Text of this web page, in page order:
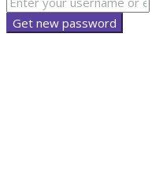
Get new password